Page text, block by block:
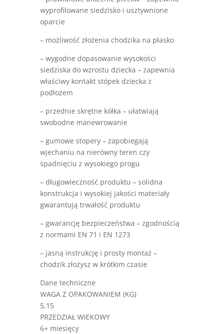
wyprofilowane siedzisko i usztywnione
oparcie
– możliwość złożenia chodzika na płasko
– wygodne dopasowanie wysokości
siedziska do wzrostu dziecka – zapewnia
właściwy kontakt stópek dziecka z
podłożem
– przednie skrętne kółka – ułatwiają
swobodne manewrowanie
– gumowe stopery – zapobiegają
wjechaniu na nierówny teren czy
spadnięciu z wysokiego progu
– długowieczność produktu – solidna
konstrukcja i wysokiej jakości materiały
gwarantują trwałość produktu
– gwarancję bezpieczeństwa – zgodnością
z normami EN 71 i EN 1273
– jasną instrukcję i prosty montaż –
chodzik złożysz w krótkim czasie
Dane techniczne
WAGA Z OPAKOWANIEM (KG)
5,15
PRZEDZIAŁ WIEKOWY
6+ miesięcy